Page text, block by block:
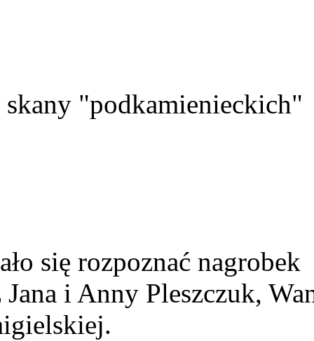
"podkamienieckich"
się rozpoznać nagrobek
i Anny Pleszczuk,